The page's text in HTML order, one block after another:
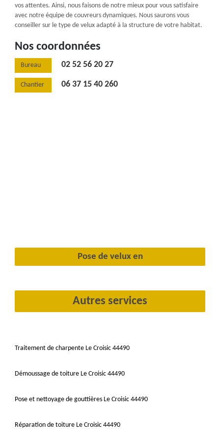
vos attentes. Ainsi, nous faisons de notre mieux pour vous satisfaire
avec notre équipe de couvreurs dynamiques. Nous saurons vous
conseiller sur le type de velux adapté à la structure de votre habitat.
Nos coordonnées
Bureau 02 52 56 20 27
Chantier 06 37 15 40 260
Pose de velux en
Autres services
Traitement de charpente Le Croisic 44490
Démoussage de toiture Le Croisic 44490
Pose et nettoyage de gouttières Le Croisic 44490
Réparation de toiture Le Croisic 44490